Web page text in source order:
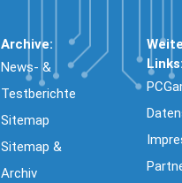
Archive:
News- &
Testberichte
Sitemap
Sitemap &
Archiv